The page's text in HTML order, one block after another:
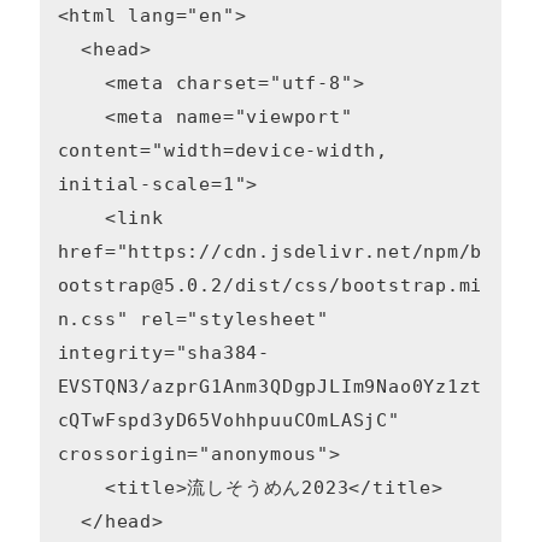
<html lang="en">
  <head>
content="width=device-width,
initial-scale=1">
href="https://cdn.jsdelivr.net/npm/b
ootstrap@5.0.2/dist/css/bootstrap.mi
n.css" rel="stylesheet"
integrity="sha384-
EVSTQN3/azprG1Anm3QDgpJLIm9Nao0Yz1zt
cQTwFspd3yD65VohhpuuCOmLASjC"
crossorigin="anonymous">
  </head>